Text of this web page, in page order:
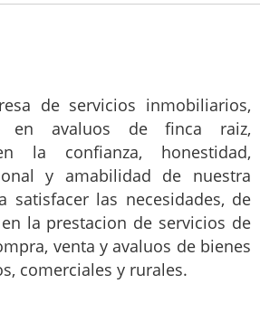
de servicios inmobiliarios,
en avaluos de finca raiz,
la confianza, honestidad,
y amabilidad de nuestra
satisfacer las necesidades, de
la prestacion de servicios de
venta y avaluos de bienes
comerciales y rurales.